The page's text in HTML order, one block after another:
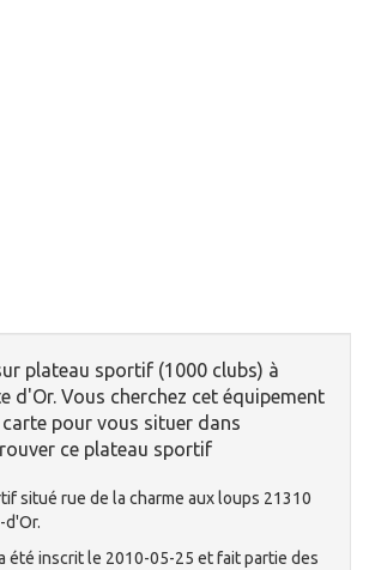
plateau sportif (1000 clubs) à
d'Or. Vous cherchez cet équipement
carte pour vous situer dans
ce plateau sportif
situé rue de la charme aux loups 21310
été inscrit le 2010-05-25 et fait partie des